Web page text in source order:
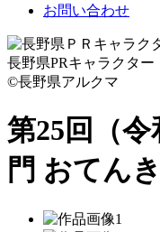
お問い合わせ
長野県PRキャラクター
©長野県アルクマ
第25回（
門 おてんき